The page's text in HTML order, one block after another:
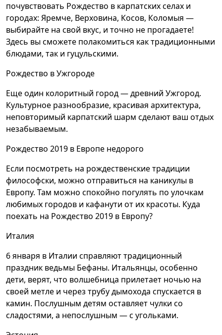
почувствовать Рождество в карпатских селах и
городах: Яремче, Верховина, Косов, Коломыя —
выбирайте на свой вкус, и точно не прогадаете!
Здесь вы сможете полакомиться как традиционными
блюдами, так и гуцульскими.
Рождество в Ужгороде
Еще один колоритный город — древний Ужгород.
Культурное разнообразие, красивая архитектура,
неповторимый карпатский шарм сделают ваш отдых
незабываемым.
Рождество 2019 в Европе недорого
Если посмотреть на рождественские традиции
философски, можно отправиться на каникулы в
Европу. Там можно спокойно погулять по улочкам
любимых городов и кафанути от их красоты. Куда
поехать на Рождество 2019 в Европу?
Италия
6 января в Италии справляют традиционный
праздник ведьмы Бефаны. Итальянцы, особенно
дети, верят, что волшебница прилетает ночью на
своей метле и через трубу дымохода спускается в
камин. Послушным детям оставляет чулки со
сладостями, а непослушным — с угольками.